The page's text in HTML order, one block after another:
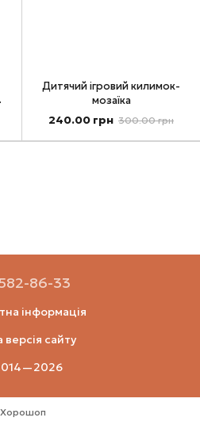
Дитячий ігровий килимок-
мозаїка
240.00 грн 300.00 грн
86-33
інформація
версія сайту
Хорошоп